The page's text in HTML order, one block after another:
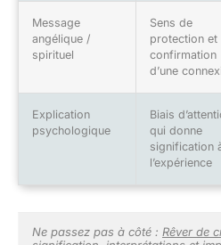
Message
angélique /
spirituel
Sens de
protection et
confirmation
d’une
Explication
psychologique
Biais
qui donne
signification
l’expérience
Ne passez pas à côté : Rêver de